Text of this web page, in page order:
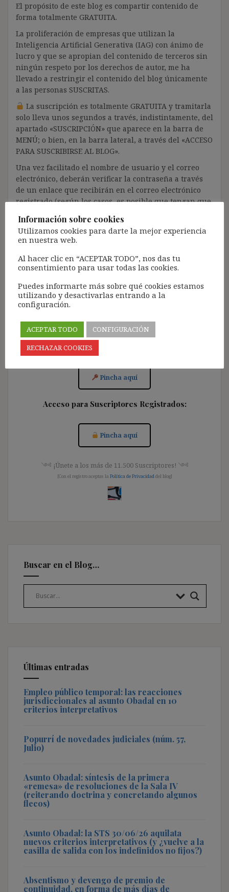
El propósito de este blog es compartir contenido de
forma totalmente GRATUITA.
La proliferación de empresas que utilizan la
Inteligencia Artificial Generativa (IAG) con ánimo de
lucro y que se apropian del contenido de terceros sin
ningún respeto por los derechos de autor, me ha
llevado a restringir el contenido del blog únicamente
a las personas SUSCRITAS.
La suscripción es totalmente GRATUITA y tramitarla
solo lleva unos segundos a través, indistintamente, del
apartado «SUSCRIPCIÓN» que aparece en la barra de
MENÚ; o bien, en la barra lateral, a través del «ACCESO
PARA SUSCRIBIRSE AL BLOG».
Una vez facilitado el nombre de usuario y el correo
electrónico, deberán verificar la contraseña a través
de un enlace que recibirán en el correo electrónico
registrado (según los casos, es posible que tengan que
Más de 11.500 personas ya se han suscrito.
Lamento los inconvenientes que este trámite pueda
causar.
[Con el registro aceptas la política de privacidad del
blog: https://ignasibeltran.com/politica-de-privacidad/]
Acceso para Suscribirse al Blog (GRATIS):
Pincha aquí
Acceso para Suscriptores Registrados:
Pincha aquí
༺ ¡Únete a los más de 11.500 Suscriptores! ༺
[Con el registro aceptas la Política de Privacidad del blog]
Buscar en el Blog…
Últimas entradas
Empleo público temporal: las reacciones
jurisdiccionales al asunto Obadal en 10
criterios interpretativos
Popurrí de novedades judiciales (núm. 57,
Julio)
Asunto Obadal: síntesis de la primera
«remesa» de resoluciones de la Sala IV
(reiterando doctrina y concretando algunos
flecos)
Asunto Obadal: la STS 30/06/26 aquilata
nuevos criterios interpretativos (y ¿vuelve a la
casilla de salida con los indefinidos no fijos?)
Absentismo y devengo de premio de
continuidad, en forma de más días de
Información sobre cookies
Utilizamos cookies para darte la mejor experiencia
en nuestra web.
Al hacer clic en “ACEPTAR TODO”, nos das tu
consentimiento para usar todas las cookies.
Puedes informarte más sobre qué cookies estamos
utilizando y desactivarlas entrando a la
configuración.
ACEPTAR TODO
CONFIGURACIÓN
RECHAZAR COOKIES